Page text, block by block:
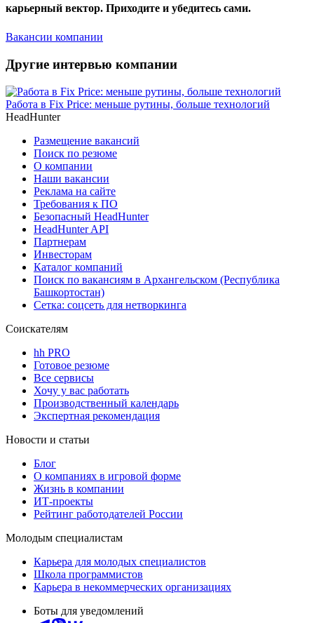
карьерный вектор. Приходите и убедитесь сами.
Вакансии компании
Другие интервью компании
Работа в Fix Price: меньше рутины, больше технологий
HeadHunter
Размещение вакансий
Поиск по резюме
О компании
Наши вакансии
Реклама на сайте
Требования к ПО
Безопасный HeadHunter
HeadHunter API
Партнерам
Инвесторам
Каталог компаний
Поиск по вакансиям в Архангельском (Республика
Башкортостан)
Сетка: соцсеть для нетворкинга
Соискателям
hh PRO
Готовое резюме
Все сервисы
Хочу у вас работать
Производственный календарь
Экспертная рекомендация
Новости и статьи
Блог
О компаниях в игровой форме
Жизнь в компании
ИТ-проекты
Рейтинг работодателей России
Молодым специалистам
Карьера для молодых специалистов
Школа программистов
Карьера в некоммерческих организациях
Боты для уведомлений